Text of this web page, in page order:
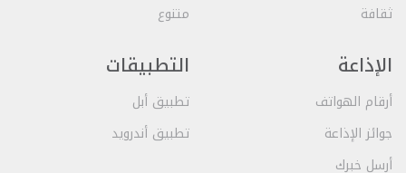
ثقافة
متنوع
الإذاعة
أرقام الهواتف
جوائز الإذاعة
أرسل خبرك
التطبيقات
تطبيق أبل
تطبيق أندرويد